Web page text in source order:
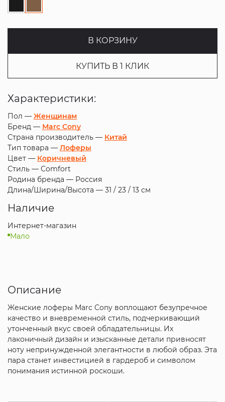
В КОРЗИНУ
КУПИТЬ В 1 КЛИК
Характеристики:
Пол — Женщинам
Бренд — Marc Cony
Страна производитель — Китай
Тип товара — Лоферы
Цвет — Коричневый
Стиль — Comfort
Родина бренда — Россия
Длина/Ширина/Высота — 31 / 23 / 13 см
Наличие
Интернет-магазин
Мало
Описание
Женские лоферы Marc Cony воплощают безупречное
качество и вневременной стиль, подчеркивающий
утонченный вкус своей обладательницы. Их
лаконичный дизайн и изысканные детали привносят
ноту непринужденной элегантности в любой образ. Эта
пара станет инвестицией в гардероб и символом
понимания истинной роскоши.